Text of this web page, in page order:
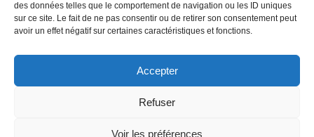
des données telles que le comportement de navigation ou les ID uniques
sur ce site. Le fait de ne pas consentir ou de retirer son consentement peut
avoir un effet négatif sur certaines caractéristiques et fonctions.
Accepter
Refuser
Voir les préférences
info[]affluences.ca
418.684.8881
Droits d'auteurs 2026. Affluences.ca. Tous droits réservés